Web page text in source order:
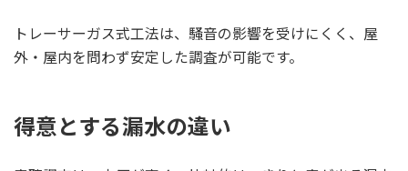
トレーサーガス式工法は、騒音の影響を受けにくく、屋
外・屋内を問わず安定した調査が可能です。
得意とする漏水の違い